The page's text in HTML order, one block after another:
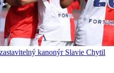
kanonýr Slavie Chytil